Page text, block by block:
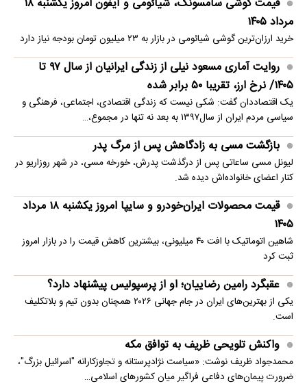
قیمت گوشی سامسونگ، شیائومی و آیفون امروز یکشنبه ۱۸
مرداد ۱۴۰۵
خرید ارزان‌ترین گوشی شیائومی در بازار به ۲۳ میلیون تومان بودجه نیاز دارد
روایت آماری مسعود نیلی از زندگی ایرانیان از سال ۹۷ تا
۱۴۰۵/ نرخ ارز، تقریبا ۵۰ برابر شده
یک اقتصاددان گفت: شکی نیست که زندگی اقتصادی، اجتماعی، فرهنگی و
سیاسی مردم ایران از سال۱۳۹۷ به بعد نه تنها در مجموع،…
بازگشت مسی به زادگاهش پس از مرگ پدر
لیونل مسی ساعاتی پس از درگذشت پدرش، خورخه مسی، در شهر روزاریو در
کنار اعضای خانواده‌اش دیده شد.
قیمت محصولات ایران‌خودرو و سایپا امروز یکشنبه ۱۸ مرداد
۱۴۰۵
شاهین اتوماتیک با افت ۴۰ میلیونی، بیشترین کاهش قیمت را در بازار امروز
ثبت کرد
عقبگرد رامین رضاییان؛ او از پرسپولیس پیشنهاد دارد؟
یکی از بهترین‌های ایران در جام جهانی ۲۰۲۶ همچنان بدون تیم و بلاتکلیف
است.
واکنش تلویحی ظریف به توافق مکه
محمدجواد ظریف نوشت: «سیاست نژادپرستانه و تجاوزکارانه "اسرائیل بزرگ"،
ضرورت پیمان‌های دفاعی فراگیر میان کشورهای اسلامی…